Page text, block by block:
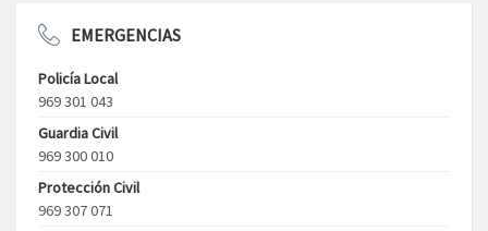
EMERGENCIAS
Policía Local
969 301 043
Guardia Civil
969 300 010
Protección Civil
969 307 071